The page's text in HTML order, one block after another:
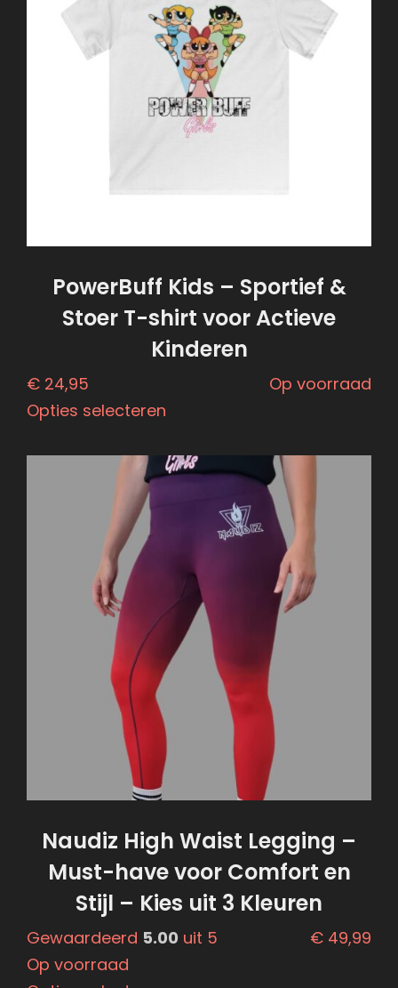
PowerBuff Kids – Sportief &
Stoer T-shirt voor Actieve
Kinderen
€ 24,95
Op voorraad
Opties selecteren
product
meerdere
variaties.
optie
kan
gekozen
worden
productpagina
Naudiz High Waist Legging –
Must-have voor Comfort en
Stijl – Kies uit 3 Kleuren
Gewaardeerd 5.00 uit 5 € 49,99
Op voorraad